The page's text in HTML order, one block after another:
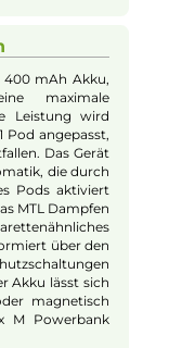
Kit
durch sein
Pen-Design,
Aluminium-